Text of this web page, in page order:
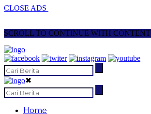
CLOSE ADS
SCROLL TO CONTINUE WITH CONTENT
✖
Home